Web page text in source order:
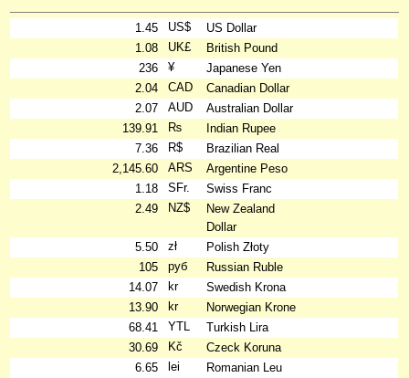
1.45 US$
US Dollar
1.08
UK£
British Pound
236
¥
Japanese Yen
2.04
CAD
Canadian Dollar
2.07
AUD
Australian Dollar
139.91
₨
Indian Rupee
7.36
R$
Brazilian Real
2,145.60
ARS
Argentine Peso
1.18
SFr.
Swiss Franc
2.49
NZ$
New Zealand
Dollar
5.50
zł
Polish Złoty
105
руб
Russian Ruble
14.07
kr
Swedish Krona
13.90
kr
Norwegian Krone
68.41
YTL
Turkish Lira
30.69
Kč
Czeck Koruna
6.65
lei
Romanian Leu